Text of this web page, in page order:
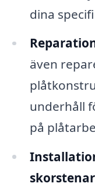
dina
även
underhåll
på